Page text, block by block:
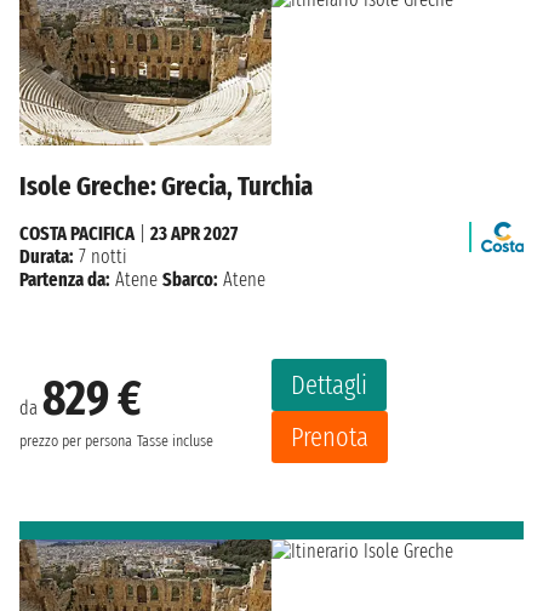
Isole Greche: Grecia, Turchia
da 829 €
prezzo per persona Tasse incluse
Dettagli
Prenota
COSTA PACIFICA
23 APR 2027
Durata: 7 notti
Partenza da: Atene Sbarco: Atene